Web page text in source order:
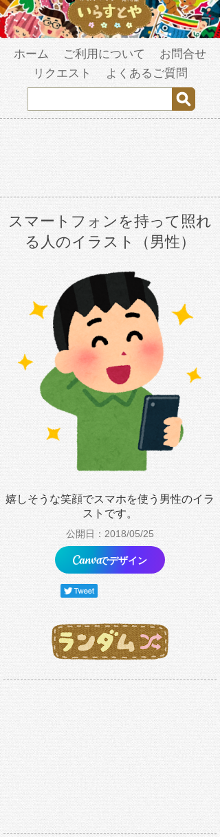
ホーム ご利用について
お問合せ
リクエスト
よくあるご質問
スマートフォンを持って照れ
る人のイラスト（男性）
嬉しそうな笑顔でスマホを使う男性のイラ
ストです。
公開日：2018/05/25
でデザイン